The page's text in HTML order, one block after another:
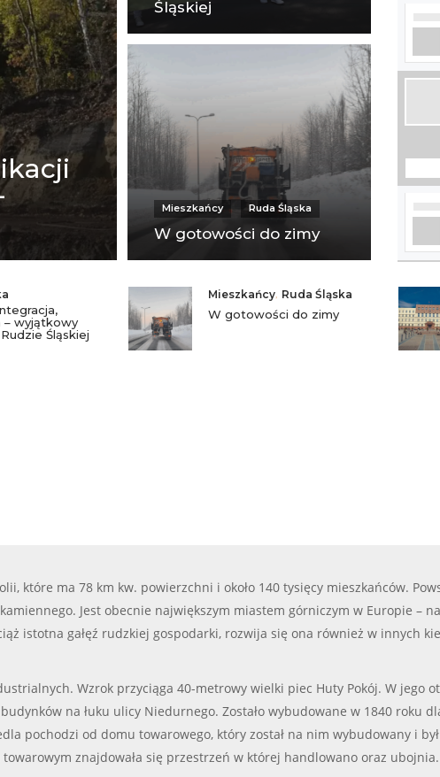
Śląskiej
Mieszkańcy Ruda Śląska
W gotowości do zimy
– wyjątkowy
Śląskiej
Mieszkańcy, Ruda Śląska
W gotowości do zimy
które ma 78 km kw. powierzchni i około 140 tysięcy mieszkańców.
Jest obecnie największym miastem górniczym w Europie –
istotna gałęź rudzkiej gospodarki, rozwija się ona również w innych
Wzrok przyciąga 40-metrowy wielki piec Huty Pokój. W jego
na łuku ulicy Niedurnego. Zostało wybudowane w 1840 roku
pochodzi od domu towarowego, który został na nim wybudowany i
znajdowała się przestrzeń w której handlowano oraz ubojnia.